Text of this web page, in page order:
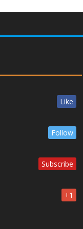
Like
Follow
Subscribe
+1